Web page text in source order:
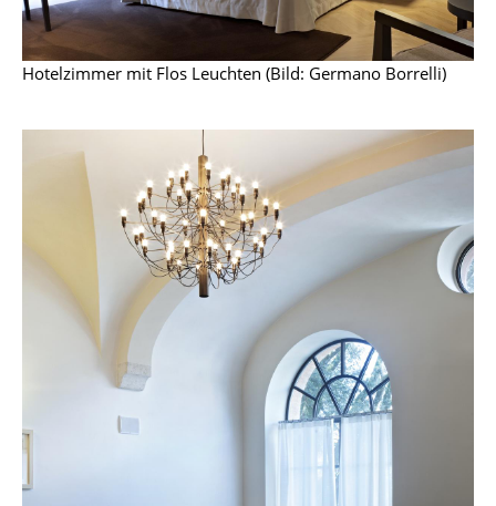
Räume
Wohnzimmer
Esszimmer
Schlafzimmer
Kinderzimmer
Arbeitszimmer
Hotelzimmer mit Flos Leuchten (Bild: Germano Borrelli)